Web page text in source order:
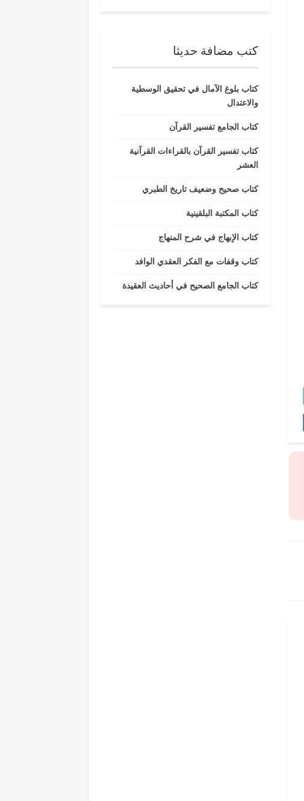
كتب مضافة حديثا
كتاب بلوغ الآمال في تحقيق الوسطية
والاعتدال
كتاب الجامع تفسير القرآن
كتاب تفسير القرآن بالقراءات القرآنية
العشر
كتاب صحيح وضعيف تاريخ الطبري
كتاب المكتبة البلقينية
كتاب الإبهاج في شرح المنهاج
كتاب وقفات مع الفكر العقدي الوافد
كتاب الجامع الصحيح في أحاديث العقيدة